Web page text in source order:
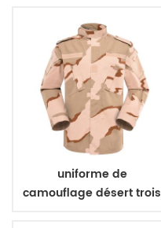
uniforme de
camouflage désert trois